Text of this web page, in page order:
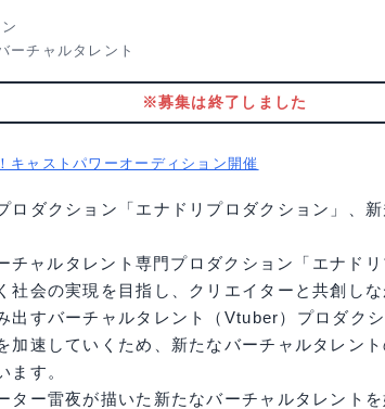
ーチャルタレント
※募集は終了しました
キャストパワーオーディション開催
ロダクション「エナドリプロダクション」、
チャルタレント専門プロダクション「エナド
社会の実現を目指し、クリエイターと共創し
出すバーチャルタレント（Vtuber）プロダク
加速していくため、新たなバーチャルタレン
ます。
ター雷夜が描いた新たなバーチャルタレント